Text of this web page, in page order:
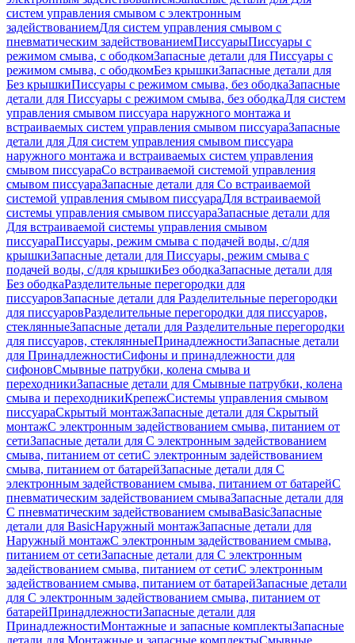
систем управления смывом с электронным
задействованиемДля систем управления смывом с
пневматическим задействованиемПиссуарыПиссуары с
режимом смыва, с ободкомЗапасные детали для Писсуары с
режимом смыва, с ободкомБез крышкиЗапасные детали для
Без крышкиПиссуары с режимом смыва, без ободкаЗапасные
детали для Писсуары с режимом смыва, без ободкаДля систем
управления смывом писсуара наружного монтажа и
встраиваемых систем управления смывом писсуараЗапасные
детали для Для систем управления смывом писсуара
наружного монтажа и встраиваемых систем управления
смывом писсуараСо встраиваемой системой управления
смывом писсуараЗапасные детали для Со встраиваемой
системой управления смывом писсуараДля встраиваемой
системы управления смывом писсуараЗапасные детали для
Для встраиваемой системы управления смывом
писсуараПиссуары, режим смыва с подачей воды, с/для
крышкиЗапасные детали для Писсуары, режим смыва с
подачей воды, с/для крышкиБез ободкаЗапасные детали для
Без ободкаРазделительные перегородки для
писсуаровЗапасные детали для Разделительные перегородки
для писсуаровРазделительные перегородки для писсуаров,
стеклянныеЗапасные детали для Разделительные перегородки
для писсуаров, стеклянныеПринадлежностиЗапасные детали
для ПринадлежностиСифоны и принадлежности для
сифоновСмывные патрубки, колена смыва и
переходникиЗапасные детали для Смывные патрубки, колена
смыва и переходникиКрепежСистемы управления смывом
писсуараСкрытый монтажЗапасные детали для Скрытый
монтажС электронным задействованием смыва, питанием от
сетиЗапасные детали для С электронным задействованием
смыва, питанием от сетиС электронным задействованием
смыва, питанием от батарейЗапасные детали для С
электронным задействованием смыва, питанием от батарейС
пневматическим задействованием смываЗапасные детали для
С пневматическим задействованием смываBasicЗапасные
детали для BasicНаружный монтажЗапасные детали для
Наружный монтажС электронным задействованием смыва,
питанием от сетиЗапасные детали для С электронным
задействованием смыва, питанием от сетиС электронным
задействованием смыва, питанием от батарейЗапасные детали
для С электронным задействованием смыва, питанием от
батарейПринадлежностиЗапасные детали для
ПринадлежностиМонтажные и запасные комплектыЗапасные
детали для Монтажные и запасные комплектыСмывные